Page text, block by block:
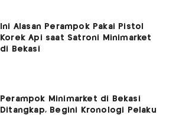
Ini Alasan Perampok Pakai Pistol
Korek Api saat Satroni Minimarket
di Bekasi
Perampok Minimarket di Bekasi
Ditangkap, Begini Kronologi Pelaku